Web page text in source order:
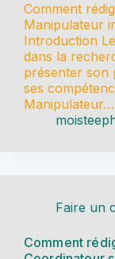
Comment
Manipulateur
Introduction
dans la
présenter son
ses
Manipulateur…
Faire un
Comment